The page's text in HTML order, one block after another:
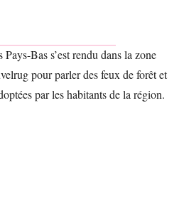
Bas s’est rendu dans la zone
pour parler des feux de forêt et
par les habitants de la région.